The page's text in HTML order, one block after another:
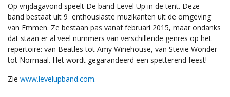
Op vrijdagavond speelt De band Level Up in de tent. Deze
band bestaat uit 9 enthousiaste muzikanten uit de omgeving
van Emmen. Ze bestaan pas vanaf februari 2015, maar ondanks
dat staan er al veel nummers van verschillende genres op het
repertoire: van Beatles tot Amy Winehouse, van Stevie Wonder
tot Normaal. Het wordt gegarandeerd een spetterend feest!
Zie www.levelupband.com.